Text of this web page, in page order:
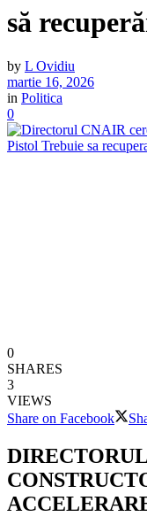
să
by L Ovidiu
martie 16, 2026
in Politica
0
0
SHARES
3
VIEWS
Share on Facebook